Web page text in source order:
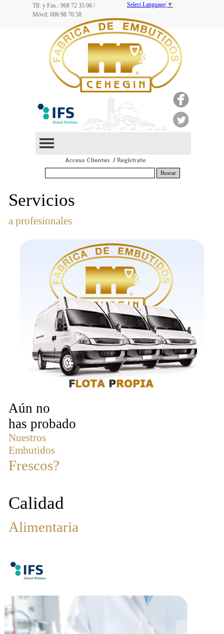
Buscar
Select Language ▼
Tlf. y Fax.: 968 72 35 06 /
Móvil: 606 98 70 58
Servicios
a profesionales
Aún no
has probado
Nuestros
Embutidos
Frescos?
Calidad
Alimentaria